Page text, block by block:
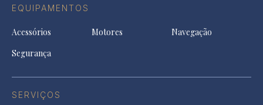
EQUIPAMENTOS
Acessórios Motores
Navegação
Segurança
SERVIÇOS